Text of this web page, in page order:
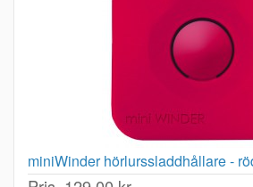
miniWinder hörlurssladdhållare -